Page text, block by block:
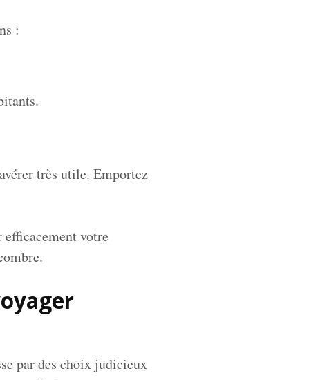
:
très utile. Emportez
votre
par des choix judicieux